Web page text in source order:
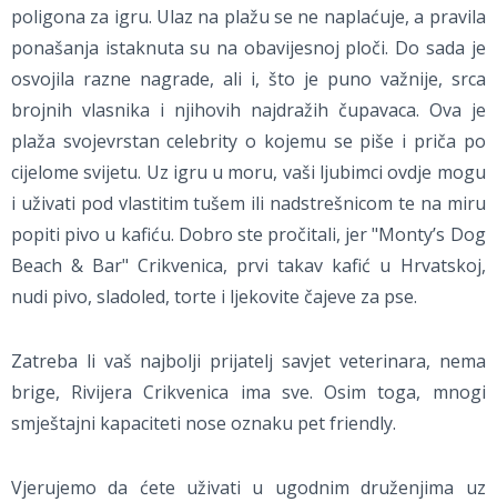
poligona za igru. Ulaz na plažu se ne naplaćuje, a pravila
ponašanja istaknuta su na obavijesnoj ploči. Do sada je
osvojila razne nagrade, ali i, što je puno važnije, srca
brojnih vlasnika i njihovih najdražih čupavaca. Ova je
plaža svojevrstan celebrity o kojemu se piše i priča po
cijelome svijetu. Uz igru u moru, vaši ljubimci ovdje mogu
i uživati pod vlastitim tušem ili nadstrešnicom te na miru
popiti pivo u kafiću. Dobro ste pročitali, jer "Monty’s Dog
Beach & Bar" Crikvenica, prvi takav kafić u Hrvatskoj,
nudi pivo, sladoled, torte i ljekovite čajeve za pse.
Zatreba li vaš najbolji prijatelj savjet veterinara, nema
brige, Rivijera Crikvenica ima sve. Osim toga, mnogi
smještajni kapaciteti nose oznaku pet friendly.
Vjerujemo da ćete uživati u ugodnim druženjima uz